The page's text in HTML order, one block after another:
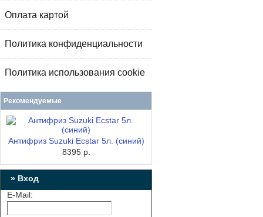
Оплата картой
Политика конфиденциальности
Политика использования cookie
Рекомендуемые
Антифриз Suzuki Ecstar 5л. (синий)
8395 р.
» Вход
E-Mail: